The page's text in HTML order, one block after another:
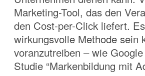
Marketing-Tool, das den
den Cost-per-Click liefert.
wirkungsvolle Methode sein
voranzutreiben – wie
Studie “Markenbildung mit